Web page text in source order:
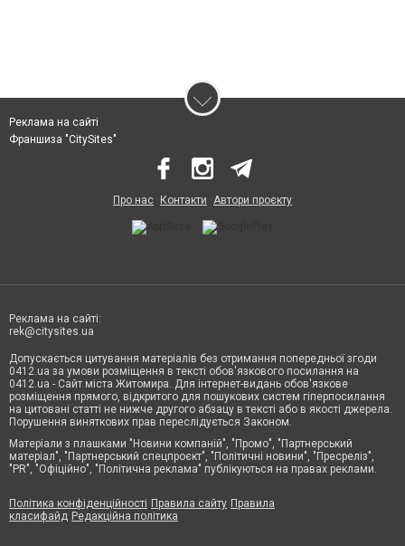
Реклама на сайті
Франшиза "CitySites"
Про нас Контакти Автори проєкту
Реклама на сайті:
rek@citysites.ua
Допускається цитування матеріалів без отримання попередньої згоди
0412.ua за умови розміщення в тексті обов'язкового посилання на
0412.ua - Сайт міста Житомира. Для інтернет-видань обов'язкове
розміщення прямого, відкритого для пошукових систем гіперпосилання
на цитовані статті не нижче другого абзацу в тексті або в якості джерела.
Порушення виняткових прав переслідується Законом.
Матеріали з плашками "Новини компаній", "Промо", "Партнерський
матеріал", "Партнерський спецпроєкт", "Політичні новини", "Пресреліз",
"PR", "Офіційно", "Політична реклама" публікуються на правах реклами.
Політика конфіденційності Правила сайту Правила
класифайд Редакційна політика